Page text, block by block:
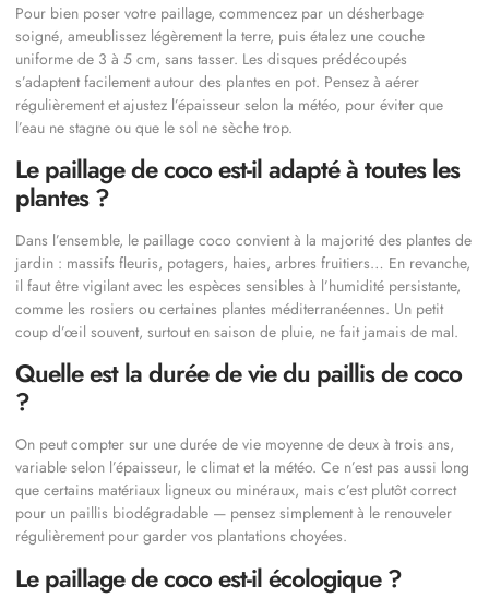
Pour bien poser votre paillage, commencez par un désherbage
soigné, ameublissez légèrement la terre, puis étalez une couche
uniforme de 3 à 5 cm, sans tasser. Les disques prédécoupés
s’adaptent facilement autour des plantes en pot. Pensez à aérer
régulièrement et ajustez l’épaisseur selon la météo, pour éviter que
l’eau ne stagne ou que le sol ne sèche trop.
Le paillage de coco est-il adapté à toutes les
plantes ?
Dans l’ensemble, le paillage coco convient à la majorité des plantes de
jardin : massifs fleuris, potagers, haies, arbres fruitiers… En revanche,
il faut être vigilant avec les espèces sensibles à l’humidité persistante,
comme les rosiers ou certaines plantes méditerranéennes. Un petit
coup d’œil souvent, surtout en saison de pluie, ne fait jamais de mal.
Quelle est la durée de vie du paillis de coco
?
On peut compter sur une durée de vie moyenne de deux à trois ans,
variable selon l’épaisseur, le climat et la météo. Ce n’est pas aussi long
que certains matériaux ligneux ou minéraux, mais c’est plutôt correct
pour un paillis biodégradable — pensez simplement à le renouveler
régulièrement pour garder vos plantations choyées.
Le paillage de coco est-il écologique ?